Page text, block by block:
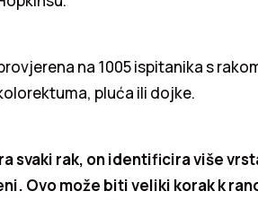
na 1005 ispitanika s
pluća ili dojke.
svaki rak, on identificira više
Ovo može biti veliki korak k